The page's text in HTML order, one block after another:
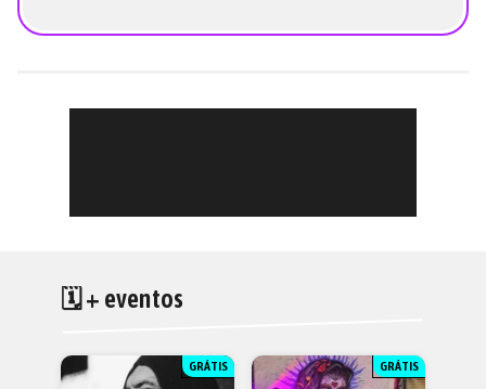
🗓 + eventos
GRÁTIS GRÁTIS